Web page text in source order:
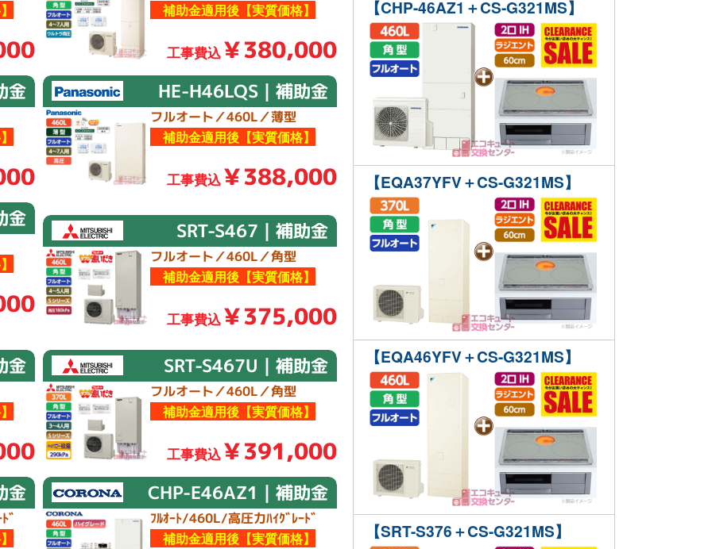
補助金適用後【実質価格】
工事費込￥380,000
金 HE-H46LQS｜補助金
フルオート／460L／薄型
補助金適用後【実質価格】
工事費込￥388,000
金
SRT-S467｜補助金
フルオート／460L／角型
補助金適用後【実質価格】
工事費込￥375,000
金 SRT-S467U｜補助金
フルオート／460L／角型
補助金適用後【実質価格】
工事費込￥391,000
金
ﾞ
CHP-E46AZ1｜補助金
ﾌﾙｵｰﾄ/460L/高圧力ﾊｲｸﾞﾚｰﾄﾞ
補助金適用後【実質価格】
【CHP-46AZ1＋CS-G321MS】
【EQA37YFV＋CS-G321MS】
【EQA46YFV＋CS-G321MS】
【SRT-S376＋CS-G321MS】